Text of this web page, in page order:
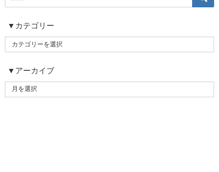
▼カテゴリー
▼アーカイブ